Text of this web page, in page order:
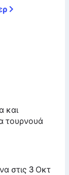
και
τουρνουά
στις 3 Οκτ